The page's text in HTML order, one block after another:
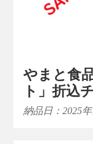
やまと食
ト」折込
納品日：2025